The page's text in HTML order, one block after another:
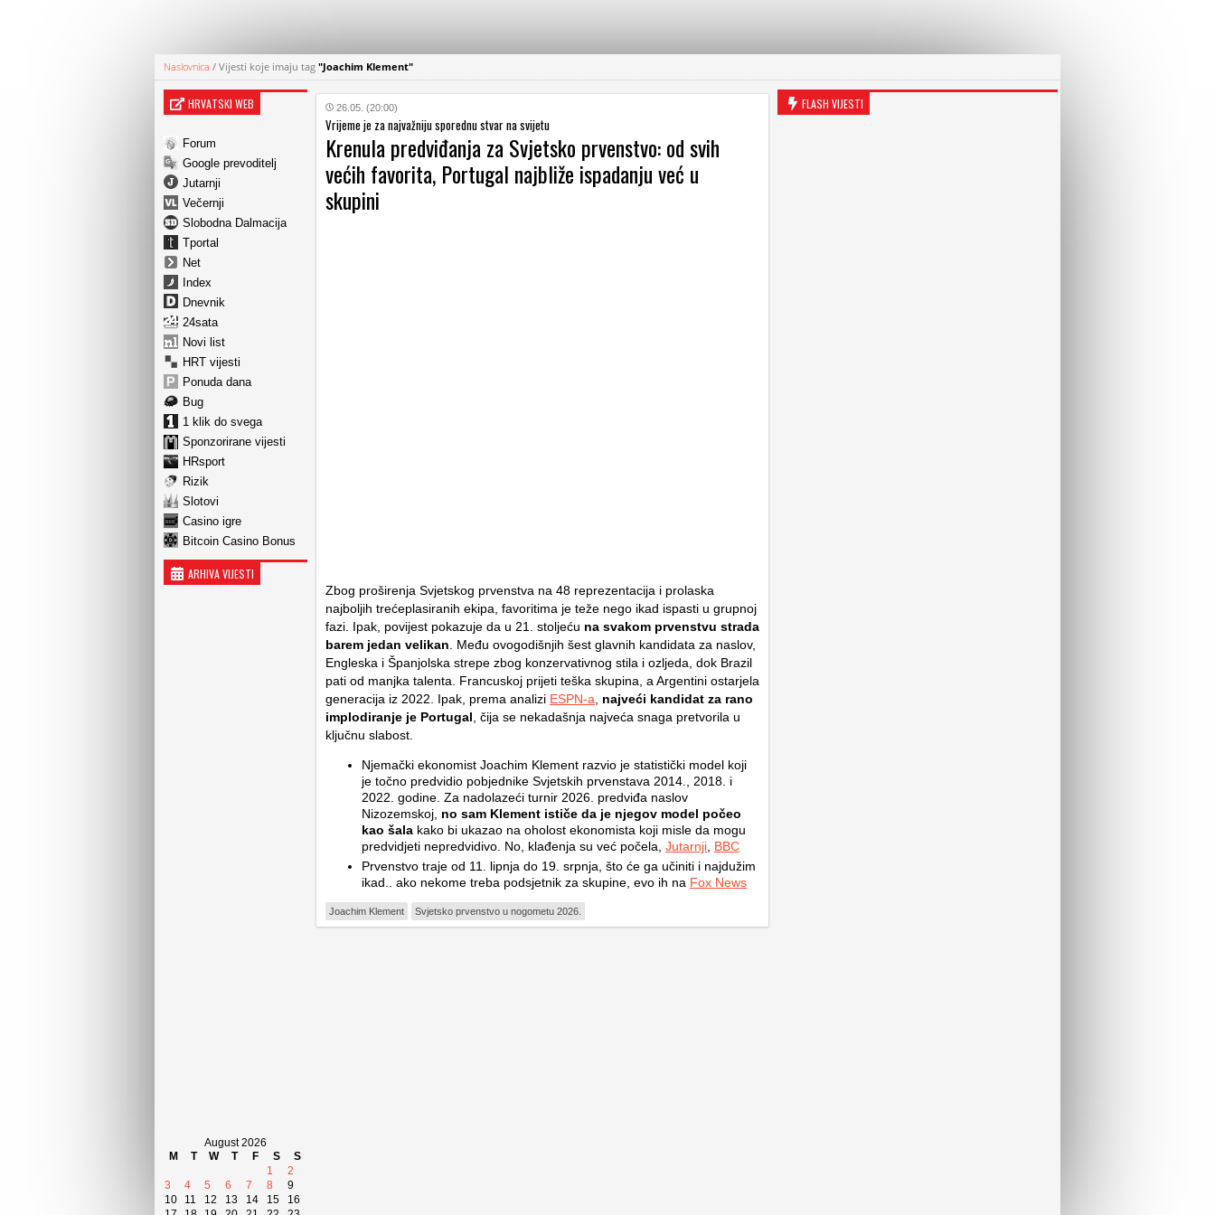
Naslovnica / Vijesti koje imaju tag "Joachim Klement"
HRVATSKI WEB
Forum
Google prevoditelj
Jutarnji
Večernji
Slobodna Dalmacija
Tportal
Net
Index
Dnevnik
24sata
Novi list
HRT vijesti
Ponuda dana
Bug
1 klik do svega
Sponzorirane vijesti
HRsport
Rizik
Slotovi
Casino igre
Bitcoin Casino Bonus
ARHIVA VIJESTI
August 2026
M
T W T F S
S
1
2
3
4 5 6 7 8
9
10
11 12 13 14 15
16
26.05. (20:00)
Vrijeme je za najvažniju sporednu stvar na svijetu
Krenula predviđanja za Svjetsko prvenstvo: od svih
većih favorita, Portugal najbliže ispadanju već u
skupini
Zbog proširenja Svjetskog prvenstva na 48 reprezentacija i prolaska
najboljih trećeplasiranih ekipa, favoritima je teže nego ikad ispasti u grupnoj
fazi. Ipak, povijest pokazuje da u 21. stoljeću na svakom prvenstvu strada
barem jedan velikan . Među ovogodišnjih šest glavnih kandidata za naslov,
Engleska i Španjolska strepe zbog konzervativnog stila i ozljeda, dok Brazil
pati od manjka talenta. Francuskoj prijeti teška skupina, a Argentini ostarjela
generacija iz 2022. Ipak, prema analizi ESPN-a
najveći kandidat za rano
implodiranje je Portugal , čija se nekadašnja najveća snaga pretvorila u
ključnu slabost.
Njemački ekonomist Joachim Klement razvio je statistički model koji
je točno predvidio pobjednike Svjetskih prvenstava 2014., 2018. i
2022. godine. Za nadolazeći turnir 2026. predviđa naslov
Nizozemskoj, no sam Klement ističe da je njegov model počeo
kao šala kako bi ukazao na oholost ekonomista koji misle da mogu
predvidjeti nepredvidivo. No, klađenja su već počela, Jutarnji BBC
Prvenstvo traje od 11. lipnja do 19. srpnja, što će ga učiniti i najdužim
ikad.. ako nekome treba podsjetnik za skupine, evo ih na Fox News
Joachim Klement Svjetsko prvenstvo u nogometu 2026.
FLASH VIJESTI